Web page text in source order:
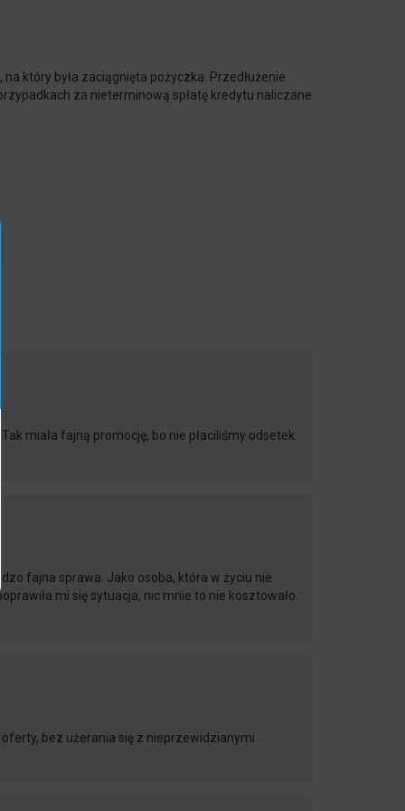
który była zaciągnięta pożyczka. Przedłużenie
za nieterminową spłatę kredytu naliczane
miała fajną promocję, bo nie płaciliśmy odsetek.
fajna sprawa. Jako osoba, która w życiu nie
mi się sytuacja, nic mnie to nie kosztowało.
bez użerania się z nieprzewidzianymi